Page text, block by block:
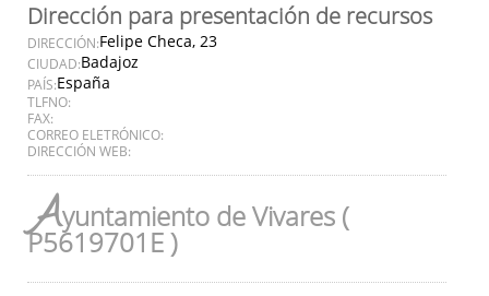
Dirección para presentación de recursos
DIRECCIÓN:Felipe Checa, 23
CIUDAD:Badajoz
PAÍS:España
TLFNO:
FAX:
CORREO ELETRÓNICO:
DIRECCIÓN WEB:
Ayuntamiento de Vivares (
P5619701E )